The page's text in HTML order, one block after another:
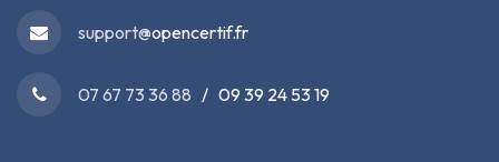
support@opencertif.fr
07 67 73 36 88 / 09 39 24 53 19